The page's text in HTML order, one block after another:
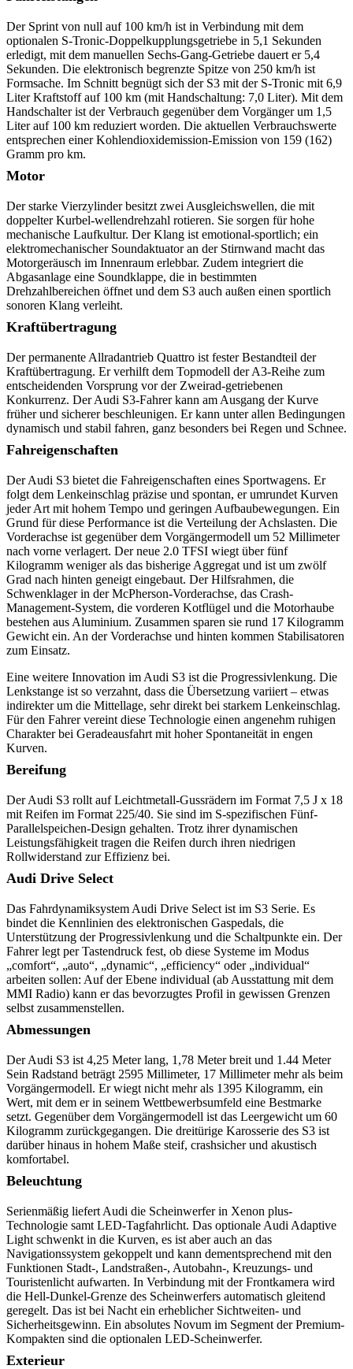
Der Sprint von null auf 100 km/h ist in Verbindung mit dem
optionalen S-Tronic-Doppelkupplungsgetriebe in 5,1 Sekunden
erledigt, mit dem manuellen Sechs-Gang-Getriebe dauert er 5,4
Sekunden. Die elektronisch begrenzte Spitze von 250 km/h ist
Formsache. Im Schnitt begnügt sich der S3 mit der S-Tronic mit 6,9
Liter Kraftstoff auf 100 km (mit Handschaltung: 7,0 Liter). Mit dem
Handschalter ist der Verbrauch gegenüber dem Vorgänger um 1,5
Liter auf 100 km reduziert worden. Die aktuellen Verbrauchswerte
entsprechen einer Kohlendioxidemission-Emission von 159 (162)
Gramm pro km.
Motor
Der starke Vierzylinder besitzt zwei Ausgleichswellen, die mit
doppelter Kurbel-wellendrehzahl rotieren. Sie sorgen für hohe
mechanische Laufkultur. Der Klang ist emotional-sportlich; ein
elektromechanischer Soundaktuator an der Stirnwand macht das
Motorgeräusch im Innenraum erlebbar. Zudem integriert die
Abgasanlage eine Soundklappe, die in bestimmten
Drehzahlbereichen öffnet und dem S3 auch außen einen sportlich
sonoren Klang verleiht.
Kraftübertragung
Der permanente Allradantrieb Quattro ist fester Bestandteil der
Kraftübertragung. Er verhilft dem Topmodell der A3-Reihe zum
entscheidenden Vorsprung vor der Zweirad-getriebenen
Konkurrenz. Der Audi S3-Fahrer kann am Ausgang der Kurve
früher und sicherer beschleunigen. Er kann unter allen Bedingungen
dynamisch und stabil fahren, ganz besonders bei Regen und Schnee.
Fahreigenschaften
Der Audi S3 bietet die Fahreigenschaften eines Sportwagens. Er
folgt dem Lenkeinschlag präzise und spontan, er umrundet Kurven
jeder Art mit hohem Tempo und geringen Aufbaubewegungen. Ein
Grund für diese Performance ist die Verteilung der Achslasten. Die
Vorderachse ist gegenüber dem Vorgängermodell um 52 Millimeter
nach vorne verlagert. Der neue 2.0 TFSI wiegt über fünf
Kilogramm weniger als das bisherige Aggregat und ist um zwölf
Grad nach hinten geneigt eingebaut. Der Hilfsrahmen, die
Schwenklager in der McPherson-Vorderachse, das Crash-
Management-System, die vorderen Kotflügel und die Motorhaube
bestehen aus Aluminium. Zusammen sparen sie rund 17 Kilogramm
Gewicht ein. An der Vorderachse und hinten kommen Stabilisatoren
zum Einsatz.
Eine weitere Innovation im Audi S3 ist die Progressivlenkung. Die
Lenkstange ist so verzahnt, dass die Übersetzung variiert – etwas
indirekter um die Mittellage, sehr direkt bei starkem Lenkeinschlag.
Für den Fahrer vereint diese Technologie einen angenehm ruhigen
Charakter bei Geradeausfahrt mit hoher Spontaneität in engen
Kurven.
Bereifung
Der Audi S3 rollt auf Leichtmetall-Gussrädern im Format 7,5 J x 18
mit Reifen im Format 225/40. Sie sind im S-spezifischen Fünf-
Parallelspeichen-Design gehalten. Trotz ihrer dynamischen
Leistungsfähigkeit tragen die Reifen durch ihren niedrigen
Rollwiderstand zur Effizienz bei.
Audi Drive Select
Das Fahrdynamiksystem Audi Drive Select ist im S3 Serie. Es
bindet die Kennlinien des elektronischen Gaspedals, die
Unterstützung der Progressivlenkung und die Schaltpunkte ein. Der
Fahrer legt per Tastendruck fest, ob diese Systeme im Modus
„comfort“, „auto“, „dynamic“, „efficiency“ oder „individual“
arbeiten sollen: Auf der Ebene individual (ab Ausstattung mit dem
MMI Radio) kann er das bevorzugtes Profil in gewissen Grenzen
selbst zusammenstellen.
Abmessungen
Der Audi S3 ist 4,25 Meter lang, 1,78 Meter breit und 1.44 Meter
Sein Radstand beträgt 2595 Millimeter, 17 Millimeter mehr als beim
Vorgängermodell. Er wiegt nicht mehr als 1395 Kilogramm, ein
Wert, mit dem er in seinem Wettbewerbsumfeld eine Bestmarke
setzt. Gegenüber dem Vorgängermodell ist das Leergewicht um 60
Kilogramm zurückgegangen. Die dreitürige Karosserie des S3 ist
darüber hinaus in hohem Maße steif, crashsicher und akustisch
komfortabel.
Beleuchtung
Serienmäßig liefert Audi die Scheinwerfer in Xenon plus-
Technologie samt LED-Tagfahrlicht. Das optionale Audi Adaptive
Light schwenkt in die Kurven, es ist aber auch an das
Navigationssystem gekoppelt und kann dementsprechend mit den
Funktionen Stadt-, Landstraßen-, Autobahn-, Kreuzungs- und
Touristenlicht aufwarten. In Verbindung mit der Frontkamera wird
die Hell-Dunkel-Grenze des Scheinwerfers automatisch gleitend
geregelt. Das ist bei Nacht ein erheblicher Sichtweiten- und
Sicherheitsgewinn. Ein absolutes Novum im Segment der Premium-
Kompakten sind die optionalen LED-Scheinwerfer.
Exterieur